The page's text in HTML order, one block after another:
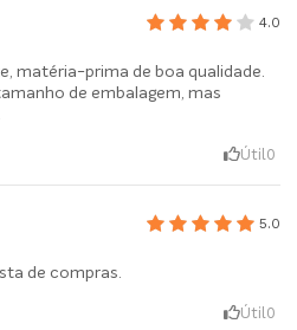
4.0
matéria-prima de boa qualidade.
de embalagem, mas
Útil 0
5.0
de compras.
Útil 0